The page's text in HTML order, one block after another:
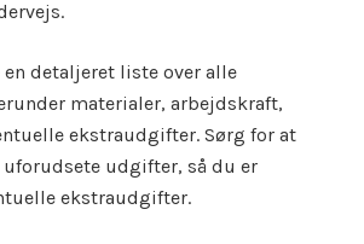
detaljeret liste over alle
materialer, arbejdskraft,
ekstraudgifter. Sørg for at
udgifter, så du er
ekstraudgifter.